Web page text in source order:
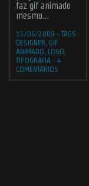
faz gif animado
mesmo…
15/06/2009 - TAGS:
DESIGNER GIF
ANIMADO LOGO
TIPOGRAFIA - 4
COMENTÁRIOS